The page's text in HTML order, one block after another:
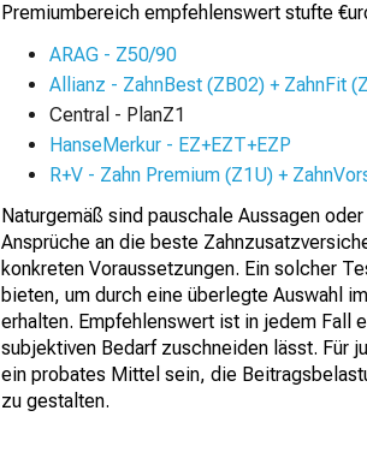
Premiumbereich empfehlenswert stufte
ARAG - Z50/90
Allianz - ZahnBest (ZB02) + ZahnFit
Central - PlanZ1
HanseMerkur - EZ+EZT+EZP
R+V - Zahn Premium (Z1U) +
Naturgemäß sind pauschale Aussagen
Ansprüche an die beste
konkreten Voraussetzungen. Ein solcher
bieten, um durch eine überlegte Auswahl
erhalten. Empfehlenswert ist in jedem Fall
subjektiven Bedarf zuschneiden lässt. Für
ein probates Mittel sein, die
zu gestalten.